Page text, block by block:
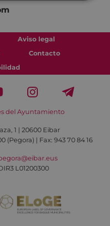
Aviso legal
Contacto
del Ayuntamiento
1 | 20600 Eibar
(Pegora) | Fax: 943 70 84 16
L01200300